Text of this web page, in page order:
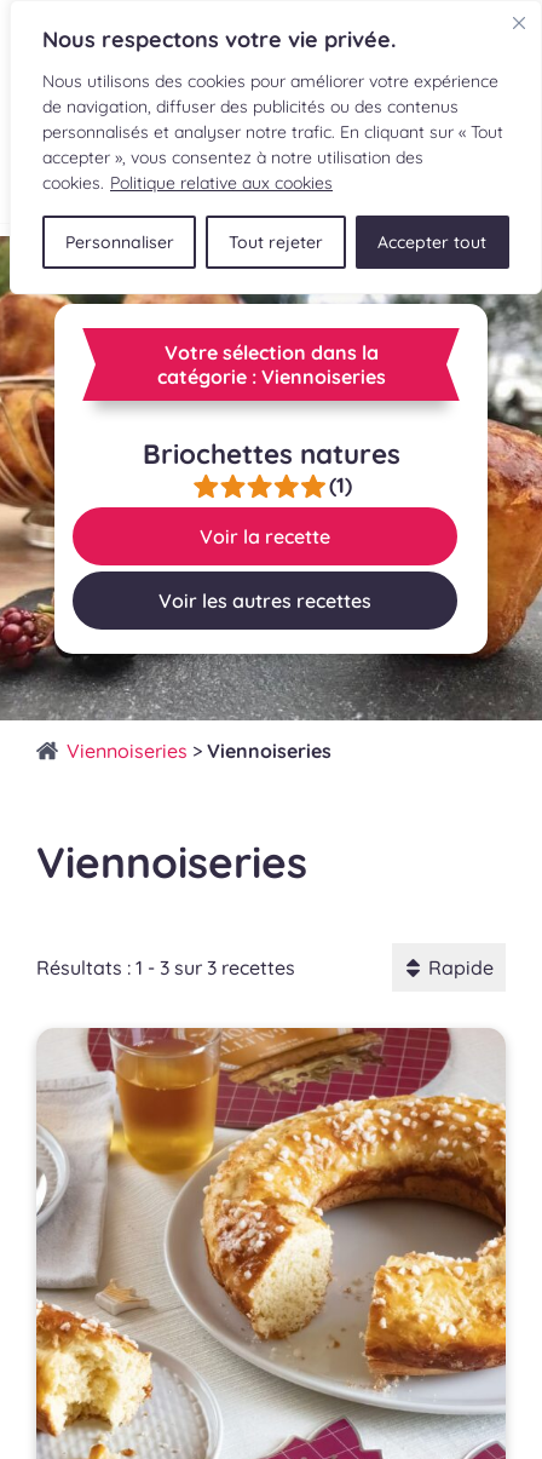
Nous respectons votre vie privée.
Nous utilisons des cookies pour améliorer votre expérience
de navigation, diffuser des publicités ou des contenus
personnalisés et analyser notre trafic. En cliquant sur « Tout
accepter », vous consentez à notre utilisation des
cookies. Politique relative aux cookies
Personnaliser Tout rejeter Accepter tout
EN
RECETTES
LECTURES CULINAIRES
BOUTIQUE
Votre sélection dans la
catégorie : Viennoiseries
Briochettes natures
(1)
Voir la recette
Voir les autres recettes
Viennoiseries > Viennoiseries
Viennoiseries
Résultats : 1 - 3 sur 3 recettes Rapide